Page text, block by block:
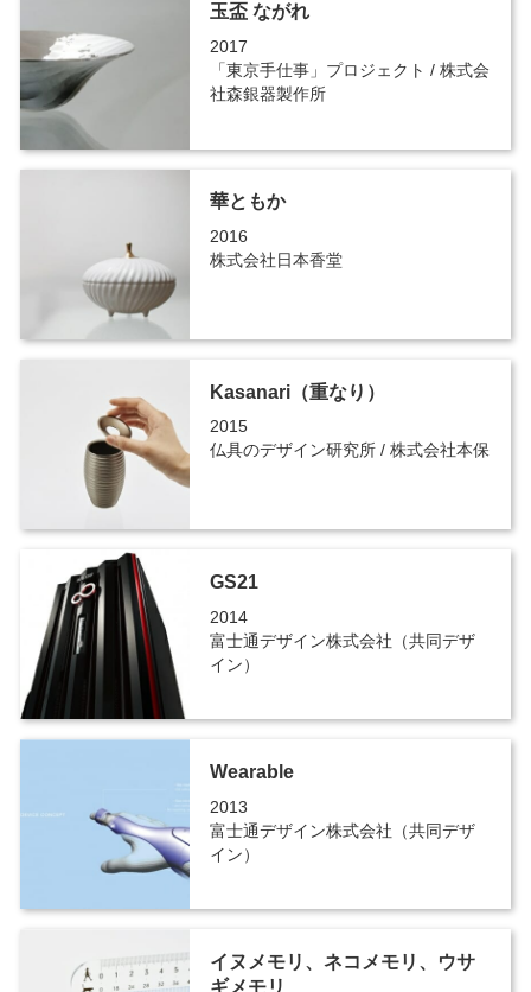
玉盃 ながれ
2017
「東京手仕事」プロジェクト / 株式会
社森銀器製作所
華ともか
2016
株式会社日本香堂
Kasanari（重なり）
2015
仏具のデザイン研究所 / 株式会社本保
GS21
2014
富士通デザイン株式会社（共同デザ
イン）
Wearable
2013
富士通デザイン株式会社（共同デザ
イン）
イヌメモリ、ネコメモリ、ウサ
ギメモリ